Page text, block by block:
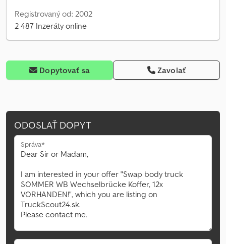
Registrovaný od: 2002
2 487 Inzeráty online
Dopytovať sa Zavolať
ODOSLAŤ DOPYT
Správa*